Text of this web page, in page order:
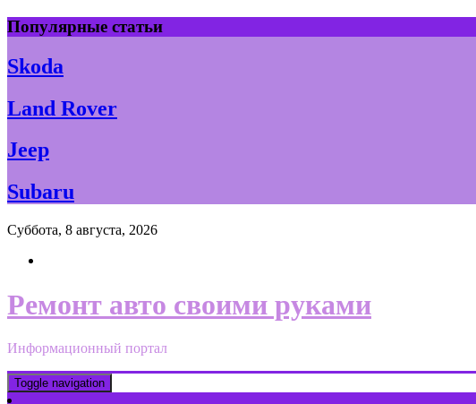
Skip
to
content
Популярные статьи
Skoda
Land Rover
Jeep
Subaru
Суббота, 8 августа, 2026
Ремонт авто своими руками
Информационный портал
Toggle navigation